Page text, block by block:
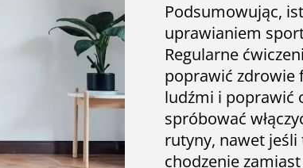
Podsumowując,
uprawianiem
Regularne
poprawić zdrowie
ludźmi i poprawić
spróbować
rutyny, nawet
chodzenie